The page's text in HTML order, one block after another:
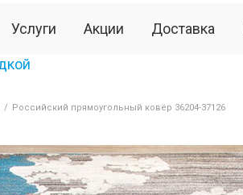
Услуги Акции Доставка
/ Российский прямоугольный ковёр 36204-37126